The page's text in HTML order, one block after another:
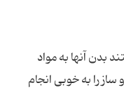
بدن آنها به مواد
را به خوبی انجام